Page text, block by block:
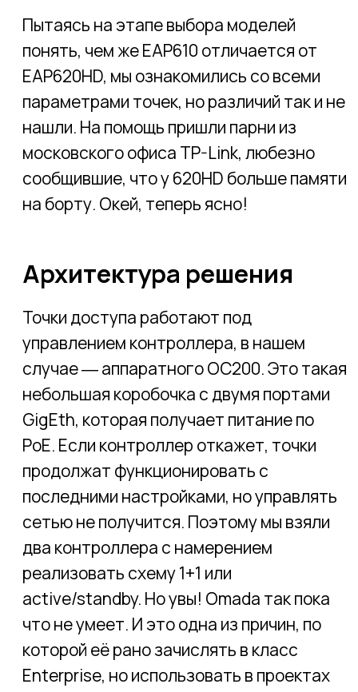
Решение в целом поддерживает всё, что
Функционал точек Wi-Fi
так и на локальный накопитель (USB-
флешку).
Увы, не получилось пробросить порт 443
для управления контроллером из
Интернета по https (контроллер имеет
веб-интерфейс). Поддержка
подтвердила, что это баг, который
будет исправлен в будущих релизах ПО,
и предложила воспользоваться личным
кабинетом в облаке Omada. Мы
последовали этой рекомендации. Из
пробрасывать порты никуда не надо.
Удобно! Если только Роскомнадзор в
какой-то момент не объявит заморский
Интернет вредоносным и не
заблокирует доступ к нему.
Отметим, что контроллер управляет не
только точками, но и коммутаторами,
что тоже удобно.
Веб-интерфейс контроллера даёт
информацию о статусе оборудования и
клиентов (в т.ч. уровень сигнала),
позволяет создавать отчёты, видеть
критичные события. Мы, правда, не
увидели подробного системного
журнала про такие события, как
подключение/отключение/роуминг
клиента.